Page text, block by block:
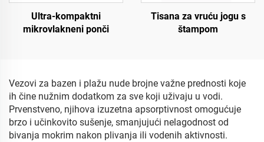
Ultra-kompaktni
mikrovlakneni ponči
Tisana za vruću jogu s
štampom
Vezovi za bazen i plažu nude brojne važne prednosti koje
ih čine nužnim dodatkom za sve koji uživaju u vodi.
Prvenstveno, njihova izuzetna apsorptivnost omogućuje
brzo i učinkovito sušenje, smanjujući nelagodnost od
bivanja mokrim nakon plivanja ili vodenih aktivnosti.